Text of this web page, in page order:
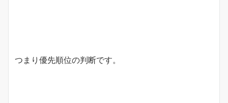
つまり優先順位の判断です。